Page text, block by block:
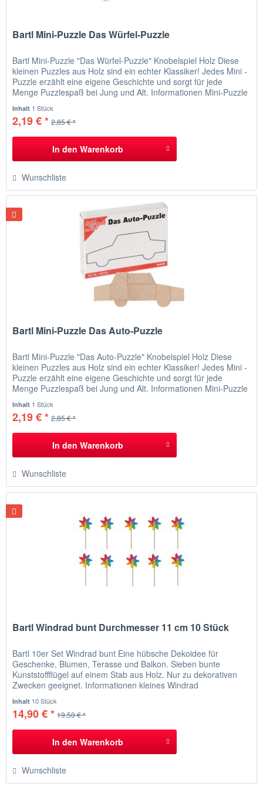
Bartl Mini-Puzzle Das Würfel-Puzzle
Bartl Mini-Puzzle "Das Würfel-Puzzle" Knobelspiel Holz Diese
kleinen Puzzles aus Holz sind ein echter Klassiker! Jedes Mini -
Puzzle erzählt eine eigene Geschichte und sorgt für jede
Menge Puzzlespaß bei Jung und Alt. Informationen Mini-Puzzle
bekam das verflixte Ding aus sieben Teilen aber nicht...
Inhalt 1 Stück
2,19 € * 2,85 € *
In den Warenkorb
Wunschliste
Bartl Mini-Puzzle Das Auto-Puzzle
Bartl Mini-Puzzle "Das Auto-Puzzle" Knobelspiel Holz Diese
kleinen Puzzles aus Holz sind ein echter Klassiker! Jedes Mini -
Puzzle erzählt eine eigene Geschichte und sorgt für jede
Menge Puzzlespaß bei Jung und Alt. Informationen Mini-Puzzle
zu bauen, dann werden Sie Fahrzeugkonstrukteur....
Inhalt 1 Stück
2,19 € * 2,85 € *
In den Warenkorb
Wunschliste
Bartl Windrad bunt Durchmesser 11 cm 10 Stück
Bartl 10er Set Windrad bunt Eine hübsche Dekoidee für
Geschenke, Blumen, Terasse und Balkon. Sieben bunte
Kunststoffflügel auf einem Stab aus Holz. Nur zu dekorativen
Zwecken geeignet. Informationen kleines Windrad
leicht und schnell Durchmesser Blatt: ca. 11 cm Holzstab: ca.
25 cm aus Kunststoff und Holz...
Inhalt 10 Stück
14,90 € * 19,50 € *
In den Warenkorb
Wunschliste